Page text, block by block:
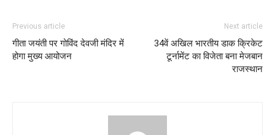
Previous article
गीता जयंती पर गोविंद देवजी मंदिर में
होगा मुख्य आयोजन
Next article
34वें अखिल भारतीय डाक क्रिकेट
टूर्नामेंट का विजेता बना मेजबान
राजस्थान